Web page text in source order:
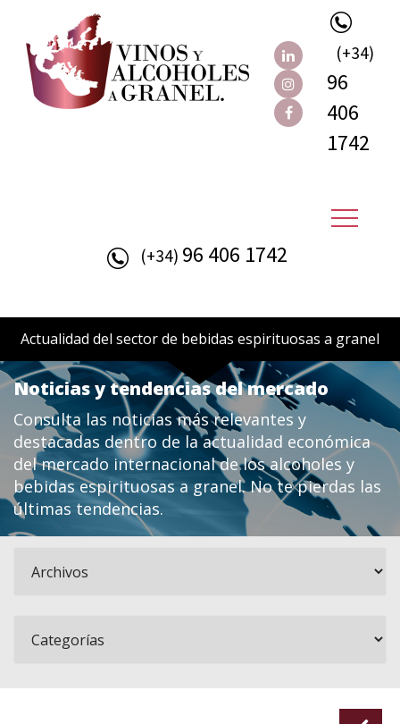
(+34)
96
406
1742
(+34) 96 406 1742
Actualidad del sector de bebidas espirituosas a granel
Noticias y tendencias del mercado
Consulta las noticias más relevantes y
destacadas dentro de la actualidad económica
del mercado internacional de los alcoholes y
bebidas espirituosas a granel. No te pierdas las
últimas tendencias.